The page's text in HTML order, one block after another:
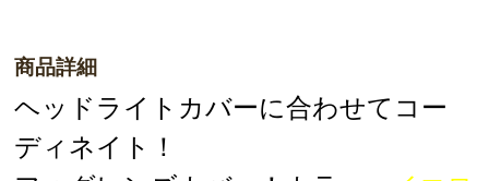
商品詳細
ヘッドライトカバーに合わせてコー
ディネイト！